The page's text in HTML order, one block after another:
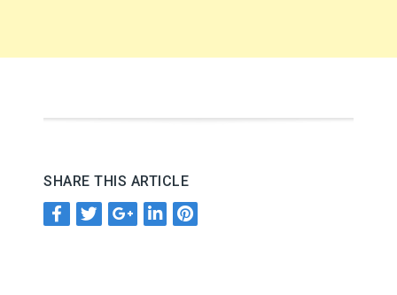
SHARE THIS ARTICLE